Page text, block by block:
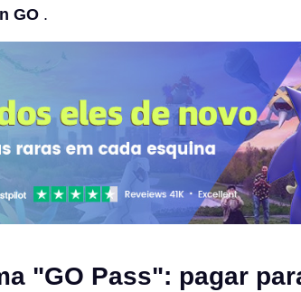
GO .
"GO Pass": pagar